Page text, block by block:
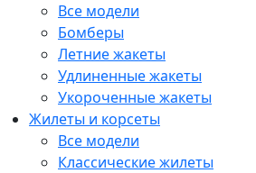
Все модели
Бомберы
Летние жакеты
Удлиненные жакеты
Укороченные жакеты
Жилеты и корсеты
Все модели
Классические жилеты